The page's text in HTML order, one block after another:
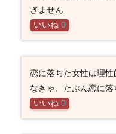
ぎません
いいね 0
恋に落ちた女性は理
なきゃ、たぶん恋に落
いいね 0